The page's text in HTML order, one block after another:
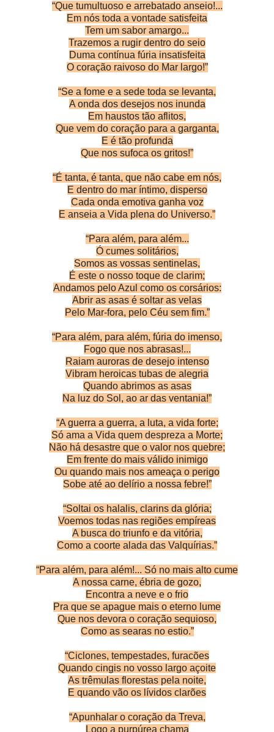
“Que tumultuoso e arrebatado anseio!...
Em nós toda a vontade satisfeita
Tem um sabor amargo...
Trazemos a rugir dentro do seio
Duma contínua fúria insatisfeita
O coração raivoso do Mar largo!”
“Se a fome e a sede toda se levanta,
A onda dos desejos nos inunda
Em haustos tão aflitos,
Que vem do coração para a garganta,
E é tão profunda
Que nos sufoca os gritos!”
“É tanta, é tanta, que não cabe em nós,
E dentro do mar íntimo, disperso
Cada onda emotiva ganha voz
E anseia a Vida plena do Universo.”
“Para além, para além...
Ó cumes solitários,
Somos as vossas sentinelas,
É este o nosso toque de clarim;
Andamos pelo Azul como os corsários:
Abrir as asas é soltar as velas
Pelo Mar-fora, pelo Céu sem fim.”
“Para além, para além, fúria do imenso,
Fogo que nos abrasas!...
Raiam auroras de desejo intenso
Vibram heroicas tubas de alegria
Quando abrimos as asas
Na luz do Sol, ao ar das ventania!”
“A guerra a guerra, a luta, a vida forte;
Só ama a Vida quem despreza a Morte;
Não há desastre que o valor nos quebre;
Em frente do mais válido inimigo
Ou quando mais nos ameaça o perigo
Sobe até ao delírio a nossa febre!”
“Soltai os halalis, clarins da glória;
Voemos todas nas regiões empíreas
A busca do triunfo e da vitória,
Como a coorte alada das Valquírias.”
“Para além, para além!... Só no mais alto cume
A nossa carne, ébria de gozo,
Encontra a neve e o frio
Pra que se apague mais o eterno lume
Que nos devora o coração sequioso,
Como as searas no estio.”
“Ciclones, tempestades, furacões
Quando cingis no vosso largo açoite
As trêmulas florestas pela noite,
E quando vão os lívidos clarões
“Apunhalar o coração da Treva,
Logo a purpúrea chama